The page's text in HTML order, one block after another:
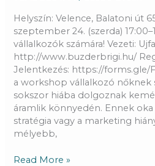
Helyszín: Velence, Balatoni út
szeptember 24. (szerda)
vállalkozók számára! Vezeti:
http://www.buzderbrigi.hu/
Jelentkezés: https://forms.gle/
a workshop vállalkozó nőknek
sokszor hiába dolgoznak
áramlik könnyedén. Ennek
stratégia vagy a marketing
mélyebb,
Read More »